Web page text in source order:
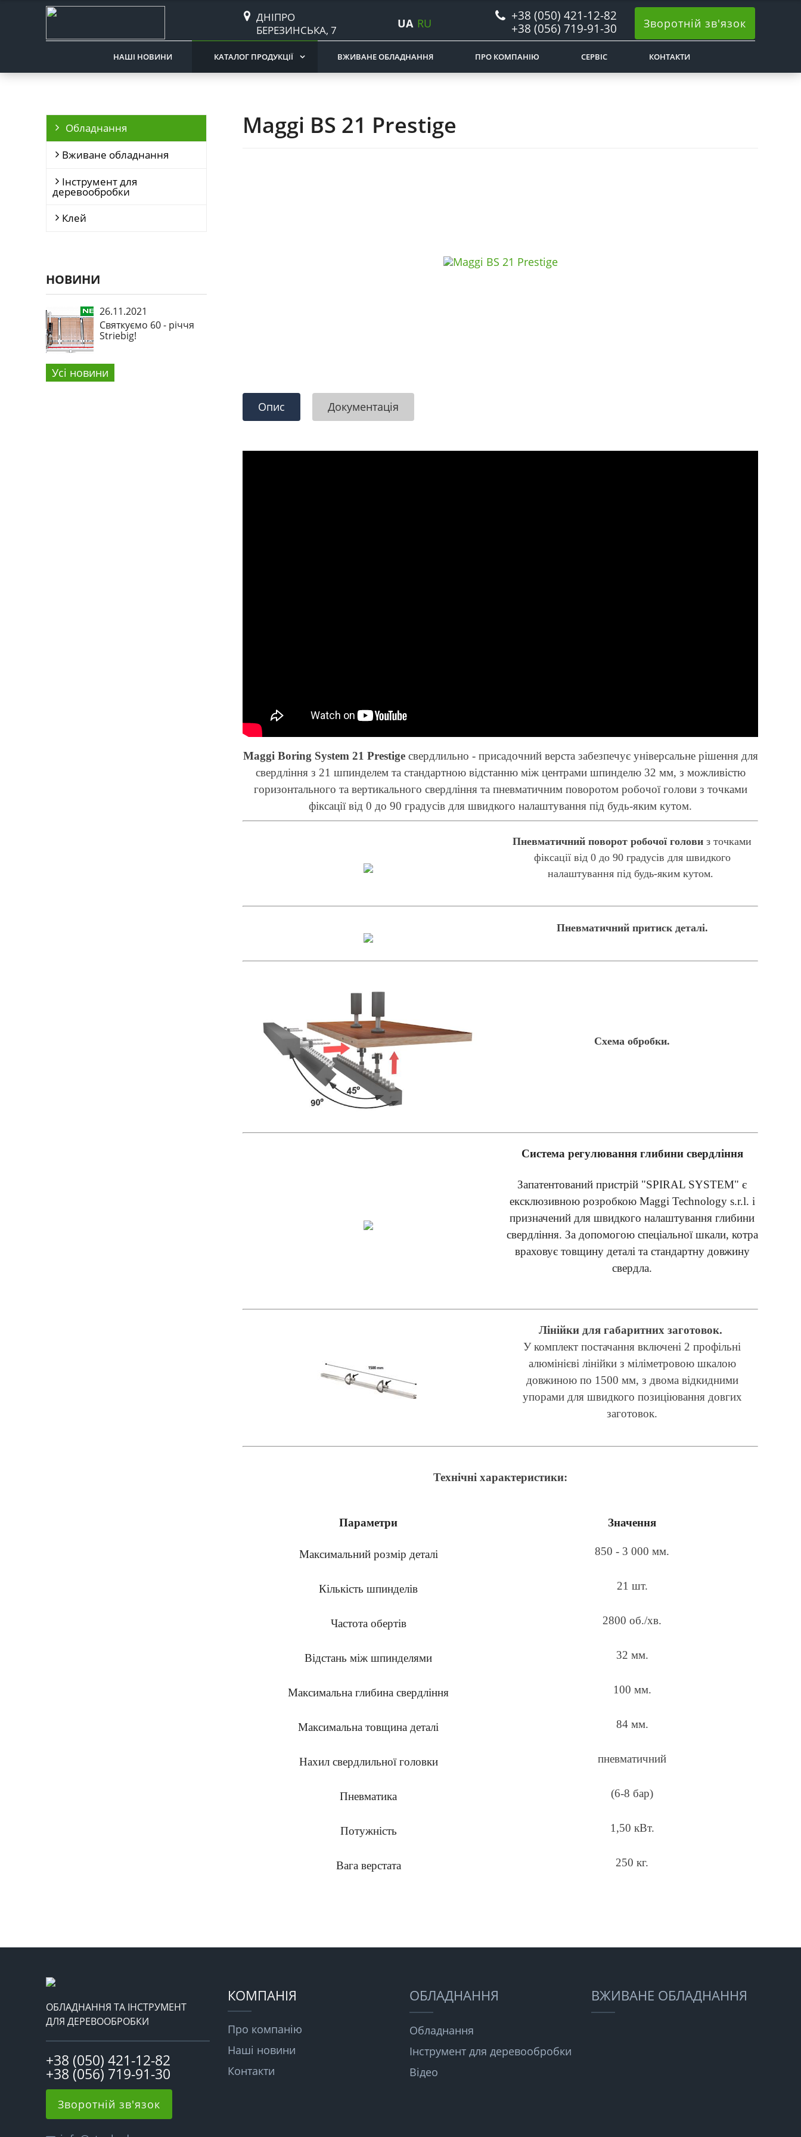
ДНІПРО
БЕРЕЗИНСЬКА, 7
+38 (050) 421-12-82
+38 (056) 719-91-30
UA RU Зворотній зв'язок
НАШІ НОВИНИ КАТАЛОГ ПРОДУКЦІЇ ВЖИВАНЕ ОБЛАДНАННЯ ПРО КОМПАНІЮ СЕРВІС КОНТАКТИ
Обладнання
Вживане обладнання
Інструмент для
деревообробки
Клей
НОВИНИ
26.11.2021
Святкуємо 60 - річчя
Striebig!
Усi новини
Maggi BS 21 Prestige
Опис Документація
Maggi Boring System 21 Prestigeсвердлильно - присадочний верста забезпечує універсальне рішення для
свердління з 21 шпинделем та стандартною відстанню між центрами шпинделю 32 мм, з можливістю
горизонтального та вертикального свердління та пневматичним поворотом робочої голови з точками
фіксації від 0 до 90 градусів для швидкого налаштування під будь-яким кутом.
Пневматичний поворот робочої голови з точками
фіксації від 0 до 90 градусів для швидкого
налаштування під будь-яким кутом.
Пневматичний притиск деталі.
Схема обробки.
Система регулювання глибини свердління
Запатентований пристрій "SPIRAL SYSTEM" є
ексклюзивною розробкою Maggi Technology s.r.l. і
призначений для швидкого налаштування глибини
свердління. За допомогою спеціальної шкали, котра
враховує товщину деталі та стандартну довжину
свердла.
Лінійки для габаритних заготовок.
У комплект постачання включені 2 профільні
алюмінієві лінійки з міліметровою шкалою
довжиною по 1500 мм, з двома відкидними
упорами для швидкого позиціювання довгих
заготовок.
Технічні характеристики:
Параметри Значення
Максимальний розмір деталі 850 - 3 000 мм.
Кількість шпинделів 21 шт.
Частота обертів 2800 об./хв.
Відстань між шпинделями 32 мм.
Максимальна глибина свердління 100 мм.
Максимальна товщина деталі 84 мм.
Нахил свердлильної головки пневматичний
Пневматика (6-8 бар)
Потужність 1,50 кВт.
Вага верстата 250 кг.
ОБЛАДНАННЯ ТА ІНСТРУМЕНТ
ДЛЯ ДЕРЕВООБРОБКИ
+38 (050) 421-12-82
+38 (056) 719-91-30
Зворотній зв'язок
КОМПАНІЯ
Про компанію
Наші новини
Контакти
ОБЛАДНАННЯ
Обладнання
Інструмент для деревообробки
Відео
ВЖИВАНЕ ОБЛАДНАННЯ